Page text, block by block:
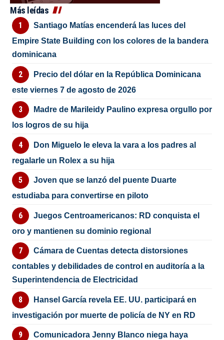
Más leídas
Santiago Matías encenderá las luces del
Empire State Building con los colores de la bandera
dominicana
Precio del dólar en la República Dominicana
este viernes 7 de agosto de 2026
Madre de Marileidy Paulino expresa orgullo por
los logros de su hija
Don Miguelo le eleva la vara a los padres al
regalarle un Rolex a su hija
Joven que se lanzó del puente Duarte
estudiaba para convertirse en piloto
Juegos Centroamericanos: RD conquista el
oro y mantienen su dominio regional
Cámara de Cuentas detecta distorsiones
contables y debilidades de control en auditoría a la
Superintendencia de Electricidad
Hansel García revela EE. UU. participará en
investigación por muerte de policía de NY en RD
Comunicadora Jenny Blanco niega haya